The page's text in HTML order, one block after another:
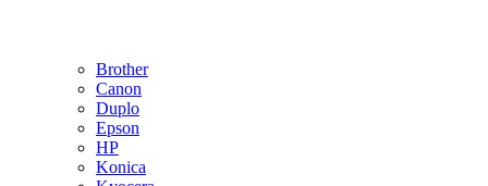
Brother
Canon
Duplo
Epson
HP
Konica